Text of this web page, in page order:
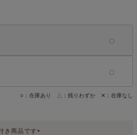
き商品です
○：在庫あり △：残りわずか ✕：在庫なし